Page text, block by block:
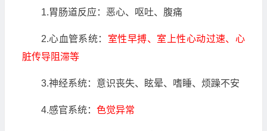
1.胃肠道反应：恶心、呕吐、腹痛
2.心血管系统： 室性早搏、室上性心动过速、心
脏传导阻滞等
3.神经系统：意识丧失、眩晕、嗜睡、烦躁不安
4.感官系统： 色觉异常